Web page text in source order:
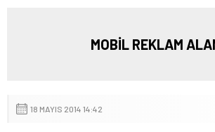
MOBİL REKLAM
18 MAYIS 2014 14:42